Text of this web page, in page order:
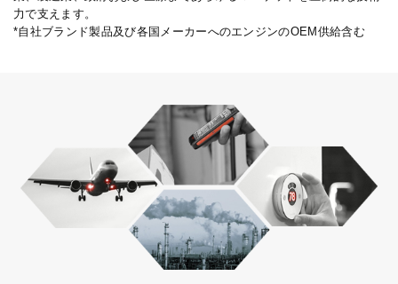
力で支えます。
*自社ブランド製品及び各国メーカーへのエンジンのOEM供給含む